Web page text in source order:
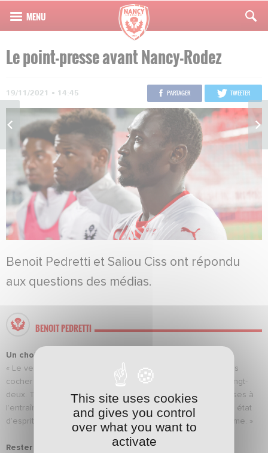
Le point-presse avant Nancy-Rodez
19/11/2021 • 14:45 PARTAGER TWEETER
Benoit Pedretti et Saliou Ciss ont répondu
aux questions des médias.
BENOIT PEDRETTI
Un choix difficile
« Le vendredi est la journée la plus difficile pour moi. Je dois
cocher seulement dix-huit noms alors qu’on pourrait être vingt-
deux. Tous les joueurs travaillent bien et montrent des choses à
l’entraînement. On a un groupe de qualité avec un très bon état
d’esprit. Il faut s’en servir et faire jouer ceux qui sont en forme. »
Rester vigilant
This site uses cookies
and gives you control
over what you want to
activate